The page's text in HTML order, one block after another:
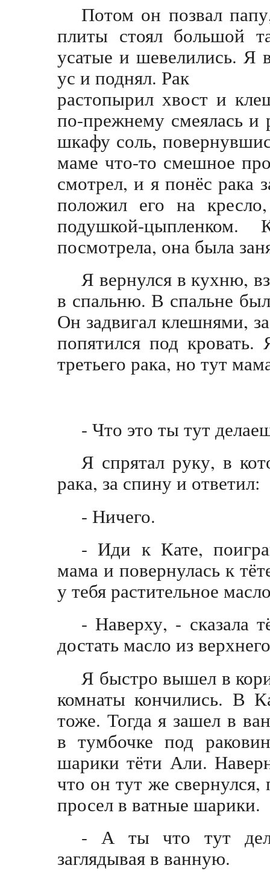
Потом он позвал
плиты стоял большой
усатые и шевелились. Я
ус и поднял. Рак
растопырил хвост и
по-прежнему смеялась и
шкафу соль,
маме что-то смешное
смотрел, и я понёс рака
положил его на
подушкой-
посмотрела, она была
Я вернулся в кухню,
в спальню. В спальне
Он задвигал клешнями,
попятился под
третьего рака, но тут
- Что это ты тут
Я спрятал руку, в
рака, за спину и ответил:
- Ничего.
- Иди к Кате,
мама и повернулась к
у тебя растительное
- Наверху, - сказала
достать масло из
Я быстро вышел в
комнаты кончились. В
тоже. Тогда я зашел в
в тумбочке под
шарики тёти Али.
что он тут же
просел в ватные шарики.
- А ты что тут
заглядывая в ванную.